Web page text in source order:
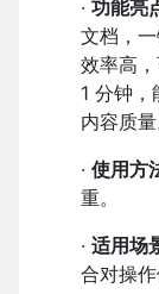
· 功能亮
文档，
效率高
1 分钟
内容质量
· 使用方
重。
· 适用场
合对操